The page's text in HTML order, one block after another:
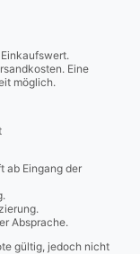
Eine
möglich.
ab Eingang der
Absprache.
gültig, jedoch nicht